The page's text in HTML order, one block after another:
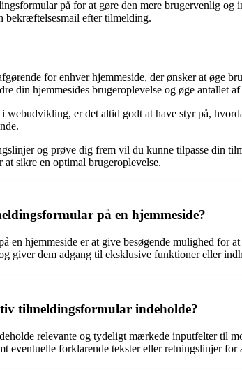
på for at gøre den mere brugervenlig
bekræftelsesmail efter tilmelding.
for enhver hjemmeside, der ønsker at øge
din hjemmesides brugeroplevelse og øge antallet
webudvikling, er det altid godt at have styr på,
og prøve dig frem vil du kunne tilpasse din
sikre en optimal brugeroplevelse.
på en hjemmeside?
en hjemmeside er at give besøgende mulighed for
giver dem adgang til eksklusive funktioner eller
tilmeldingsformular indeholde?
relevante og tydeligt mærkede inputfelter til
eventuelle forklarende tekster eller retningslinjer